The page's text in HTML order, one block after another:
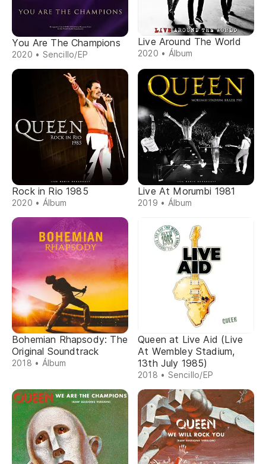
You Are The Champions
2020 • Sencillo/EP
Live Around The World
2020 • Álbum
Rock in Rio 1985
2020 • Álbum
Live At Morumbi 1981
2019 • Álbum
Bohemian Rhapsody: The
Original Soundtrack
2018 • Álbum
Queen at Live Aid (Live
At Wembley Stadium,
13th July 1985)
2018 • Sencillo/EP